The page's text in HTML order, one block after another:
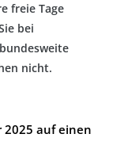
freie Tage
bei
nicht.
2025 auf einen